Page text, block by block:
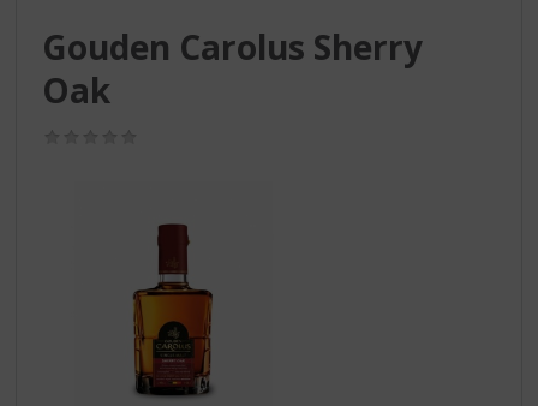
Gouden Carolus Sherry
Oak